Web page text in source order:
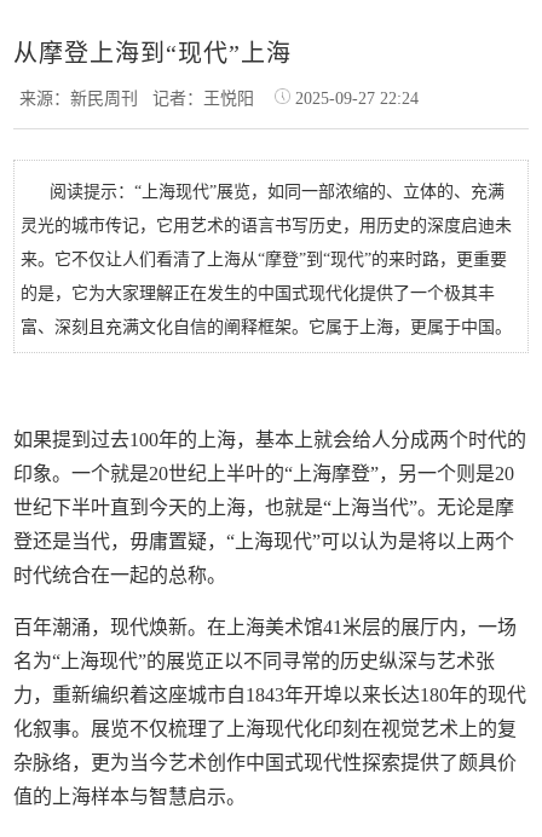
从摩登上海到“现代”上海
来源：新民周刊记者：王悦阳 2025-09-27 22:24
阅读提示：“上海现代”展览，如同一部浓缩的、立体的、充满
灵光的城市传记，它用艺术的语言书写历史，用历史的深度启迪未
来。它不仅让人们看清了上海从“摩登”到“现代”的来时路，更重要
的是，它为大家理解正在发生的中国式现代化提供了一个极其丰
富、深刻且充满文化自信的阐释框架。它属于上海，更属于中国。
如果提到过去100年的上海，基本上就会给人分成两个时代的
印象。一个就是20世纪上半叶的“上海摩登”，另一个则是20
世纪下半叶直到今天的上海，也就是“上海当代”。无论是摩
登还是当代，毋庸置疑，“上海现代”可以认为是将以上两个
时代统合在一起的总称。
百年潮涌，现代焕新。在上海美术馆41米层的展厅内，一场
名为“上海现代”的展览正以不同寻常的历史纵深与艺术张
力，重新编织着这座城市自1843年开埠以来长达180年的现代
化叙事。展览不仅梳理了上海现代化印刻在视觉艺术上的复
杂脉络，更为当今艺术创作中国式现代性探索提供了颇具价
值的上海样本与智慧启示。